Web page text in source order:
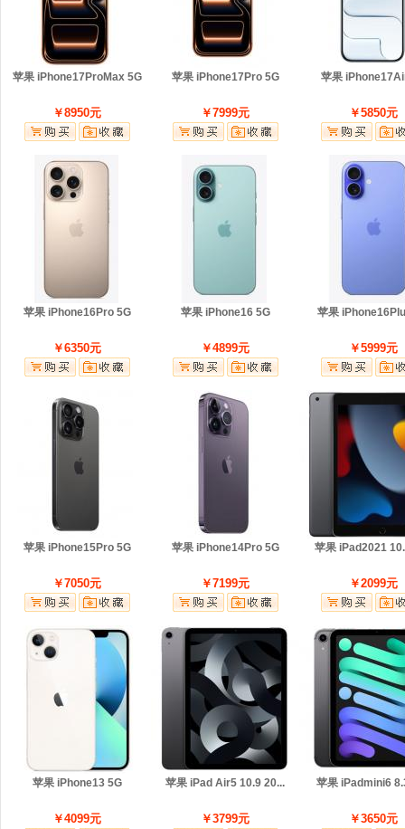
苹果 iPhone17ProMax 5G
￥8950元
苹果 iPhone17Pro 5G
￥7999元
苹果
￥5850元
苹果 iPhone16Pro 5G
￥6350元
苹果 iPhone16 5G
￥4899元
苹果
￥5999元
苹果 iPhone15Pro 5G
￥7050元
苹果 iPhone14Pro 5G
￥7199元
苹果 iPad2021
￥2099元
苹果 iPhone13 5G
￥4099元
苹果 iPad Air5 10.9 20...
￥3799元
苹果 iPadmini6
￥3650元